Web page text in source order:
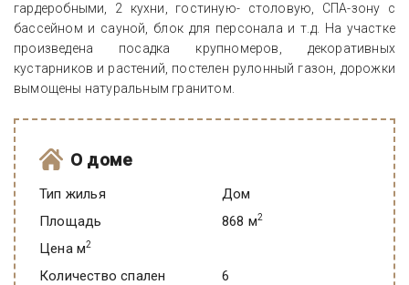
гардеробными, 2 кухни, гостиную- столовую, СПА-зону с
бассейном и сауной, блок для персонала и т.д. На участке
произведена посадка крупномеров, декоративных
кустарников и растений, постелен рулонный газон, дорожки
вымощены натуральным гранитом.
О доме
Тип жилья
Дом
Площадь
868 м2
Цена м2
Количество спален
6